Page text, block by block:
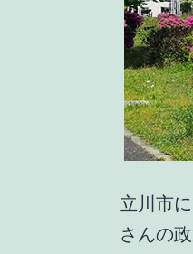
立川市
さんの